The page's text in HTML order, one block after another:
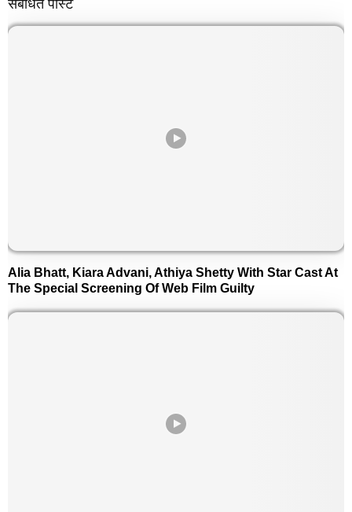
संबंधित पोस्ट
Alia Bhatt, Kiara Advani, Athiya Shetty With Star Cast At
The Special Screening Of Web Film Guilty